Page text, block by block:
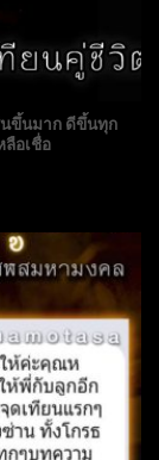
ขึ้นมาก ดีขึ้นทุก
อเชื่อ